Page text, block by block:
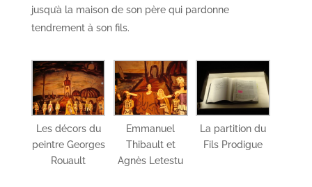
jusqu’à la maison de son père qui pardonne
tendrement à son fils.
Les décors du
peintre Georges
Rouault
Emmanuel
Thibault et
Agnès Letestu
La partition du
Fils Prodigue